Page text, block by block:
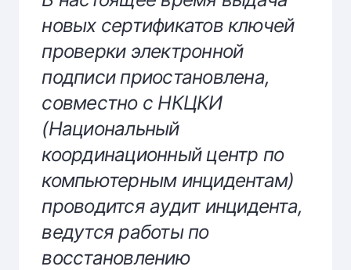
новых сертификатов ключей
проверки электронной
подписи приостановлена,
совместно с НКЦКИ
(Национальный
координационный центр по
компьютерным инцидентам)
проводится аудит инцидента,
ведутся работы по
восстановлению